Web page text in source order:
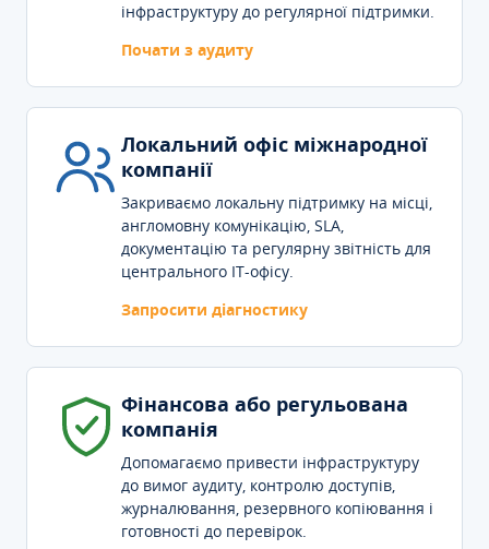
інфраструктуру до регулярної підтримки.
Почати з аудиту
Локальний офіс міжнародної
компанії
Закриваємо локальну підтримку на місці,
англомовну комунікацію, SLA,
документацію та регулярну звітність для
центрального IT-офісу.
Запросити діагностику
Фінансова або регульована
компанія
Допомагаємо привести інфраструктуру
до вимог аудиту, контролю доступів,
журналювання, резервного копіювання і
готовності до перевірок.